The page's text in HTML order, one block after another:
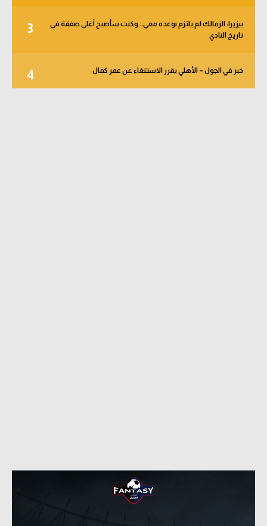
3
بيزيرا: الزمالك لم يلتزم بوعده معي.. وكنت سأصبح أغلى صفقة في
تاريخ النادي
4 خبر في الجول – الأهلي يقرر الاستنغاء عن عمر كمال